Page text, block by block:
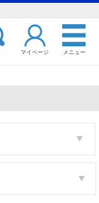
マイページ メニュー